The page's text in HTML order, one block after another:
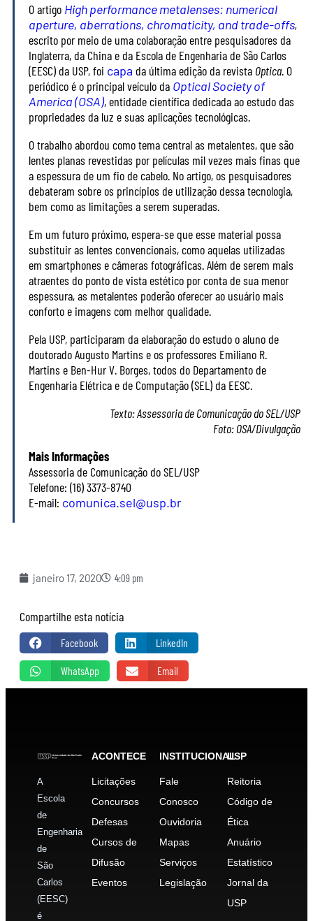
O artigo High performance metalenses: numerical
aperture, aberrations, chromaticity, and trade-offs,
escrito por meio de uma colaboração entre pesquisadores da
Inglaterra, da China e da Escola de Engenharia de São Carlos
(EESC) da USP, foi capa da última edição da revista Optica. O
periódico é o principal veículo da Optical Society of
America (OSA), entidade científica dedicada ao estudo das
propriedades da luz e suas aplicações tecnológicas.
O trabalho abordou como tema central as metalentes, que são
lentes planas revestidas por películas mil vezes mais finas que
a espessura de um fio de cabelo. No artigo, os pesquisadores
debateram sobre os princípios de utilização dessa tecnologia,
bem como as limitações a serem superadas.
Em um futuro próximo, espera-se que esse material possa
substituir as lentes convencionais, como aquelas utilizadas
em smartphones e câmeras fotográficas. Além de serem mais
atraentes do ponto de vista estético por conta de sua menor
espessura, as metalentes poderão oferecer ao usuário mais
conforto e imagens com melhor qualidade.
Pela USP, participaram da elaboração do estudo o aluno de
doutorado Augusto Martins e os professores Emiliano R.
Martins e Ben-Hur V. Borges, todos do Departamento de
Engenharia Elétrica e de Computação (SEL) da EESC.
Texto: Assessoria de Comunicação do SEL/USP
Foto: OSA/Divulgação
Mais Informações
Assessoria de Comunicação do SEL/USP
Telefone: (16) 3373-8740
E-mail: comunica.sel@usp.br
janeiro 17, 2020 4:09 pm
Compartilhe esta notícia
Facebook LinkedIn
WhatsApp Email
A
Escola
de
Engenharia
de
São
Carlos
(EESC)
é
ACONTECE
Licitações
Concursos
Defesas
Cursos de
Difusão
Eventos
INSTITUCIONAL
Fale
Conosco
Ouvidoria
Mapas
Serviços
Legislação
USP
Reitoria
Código de
Ética
Anuário
Estatístico
Jornal da
USP